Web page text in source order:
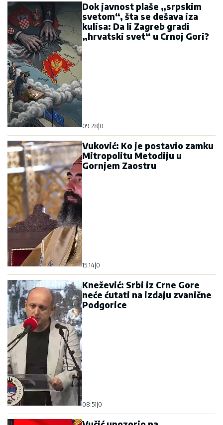
Dok javnost plaše „srpskim
svetom“, šta se dešava iza
kulisa: Da li Zagreb gradi
„hrvatski svet“ u Crnoj Gori?
09:28 0
Vuković: Ko je postavio zamku
Mitropolitu Metodiju u
Gornjem Zaostru
15:14 0
Knežević: Srbi iz Crne Gore
neće ćutati na izdaju zvanične
Podgorice
08:51 0